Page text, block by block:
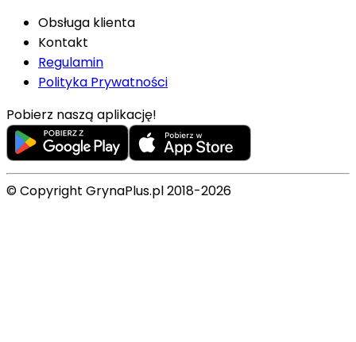
Obsługa klienta
Kontakt
Regulamin
Polityka Prywatności
Pobierz naszą aplikację!
© Copyright GrynaPlus.pl 2018-2026